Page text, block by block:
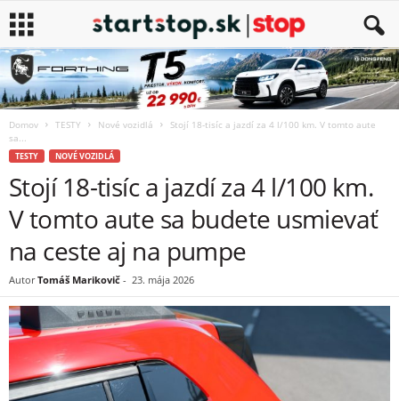
Domov TESTY Nové vozidlá
Stojí 18-tisíc a jazdí za 4 l/100 km. V tomto aute
sa...
TESTY NOVÉ VOZIDLÁ
Stojí 18-tisíc a jazdí za 4 l/100 km.
V tomto aute sa budete usmievať
na ceste aj na pumpe
Autor Tomáš Marikovič - 23. mája 2026